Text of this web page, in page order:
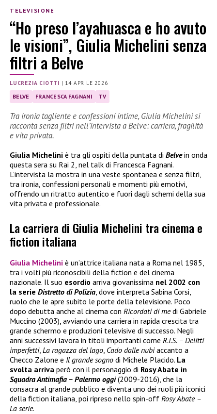
TELEVISIONE
“Ho preso l’ayahuasca e ho avuto
le visioni”, Giulia Michelini senza
filtri a Belve
LUCREZIA CIOTTI | 14 APRILE 2026
BELVE FRANCESCA FAGNANI TV
Tra ironia tagliente e confessioni intime, Giulia Michelini si
racconta senza filtri nell’intervista a Belve: carriera, fragilità
e vita privata.
Giulia Michelini è tra gli ospiti della puntata di Belve in onda
questa sera su Rai 2, nel talk di Francesca Fagnani.
L’intervista la mostra in una veste spontanea e senza filtri,
tra ironia, confessioni personali e momenti più emotivi,
offrendo un ritratto autentico e fuori dagli schemi della sua
vita privata e professionale.
La carriera di Giulia Michelini tra cinema e
fiction italiana
Giulia Michelini è un’attrice italiana nata a Roma nel 1985,
tra i volti più riconoscibili della fiction e del cinema
nazionale. Il suo esordio arriva giovanissima nel 2002 con
la serie Distretto di Polizia, dove interpreta Sabina Corsi,
ruolo che le apre subito le porte della televisione. Poco
dopo debutta anche al cinema con Ricordati di medi Gabriele
Muccino (2003), avviando una carriera in rapida crescita tra
grande schermo e produzioni televisive di successo. Negli
anni successivi lavora in titoli importanti come R.I.S. – Delitti
imperfetti, La ragazza del lago, Cado dalle nubiaccanto a
Checco Zalone e Il grande sogno di Michele Placido. La
svolta arriva però con il personaggio di Rosy Abate in
Squadra Antimafia – Palermo oggi(2009-2016), che la
consacra al grande pubblico e diventa uno dei ruoli più iconici
della fiction italiana, poi ripreso nello spin-off Rosy Abate –
La serie.